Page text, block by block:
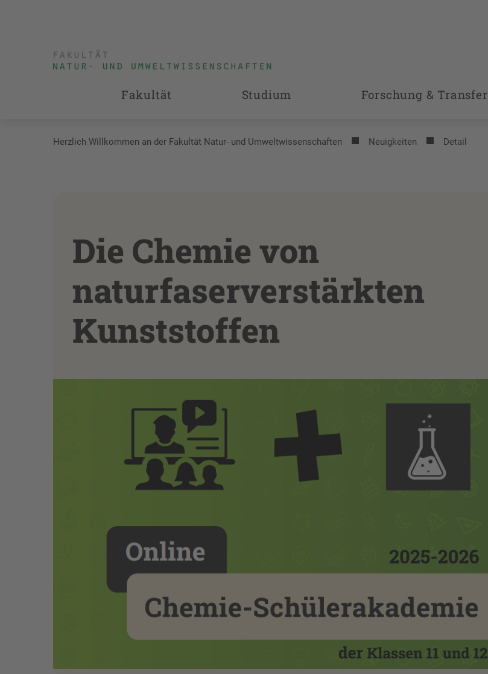
Fakultät Studium Forschung & Transfer
Herzlich Willkommen an der Fakultät Natur- und Umweltwissenschaften Neuigkeiten Detail
Die Chemie von
naturfaserverstärkten
Kunststoffen